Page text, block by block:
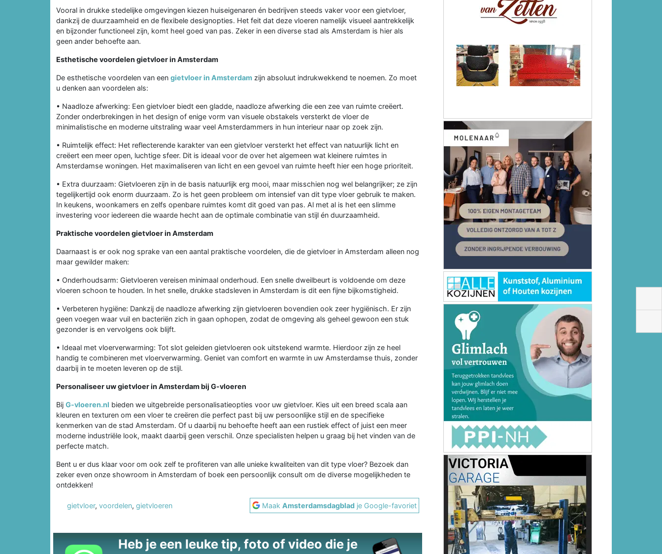
Vooral in drukke stedelijke omgevingen kiezen huiseigenaren én bedrijven steeds vaker voor een gietvloer,
dankzij de duurzaamheid en de flexibele designopties. Het feit dat deze vloeren namelijk visueel aantrekkelijk
en bijzonder functioneel zijn, komt heel goed van pas. Zeker in een diverse stad als Amsterdam is hier als
geen ander behoefte aan.
Esthetische voordelen gietvloer in Amsterdam
De esthetische voordelen van een gietvloer in Amsterdam zijn absoluut indrukwekkend te noemen. Zo moet
u denken aan voordelen als:
• Naadloze afwerking: Een gietvloer biedt een gladde, naadloze afwerking die een zee van ruimte creëert.
Zonder onderbrekingen in het design of enige vorm van visuele obstakels versterkt de vloer de
minimalistische en moderne uitstraling waar veel Amsterdammers in hun interieur naar op zoek zijn.
• Ruimtelijk effect: Het reflecterende karakter van een gietvloer versterkt het effect van natuurlijk licht en
creëert een meer open, luchtige sfeer. Dit is ideaal voor de over het algemeen wat kleinere ruimtes in
Amsterdamse woningen. Het maximaliseren van licht en een gevoel van ruimte heeft hier een hoge prioriteit.
• Extra duurzaam: Gietvloeren zijn in de basis natuurlijk erg mooi, maar misschien nog wel belangrijker; ze zijn
tegelijkertijd ook enorm duurzaam. Zo is het geen probleem om intensief van dit type vloer gebruik te maken.
In keukens, woonkamers en zelfs openbare ruimtes komt dit goed van pas. Al met al is het een slimme
investering voor iedereen die waarde hecht aan de optimale combinatie van stijl én duurzaamheid.
Praktische voordelen gietvloer in Amsterdam
Daarnaast is er ook nog sprake van een aantal praktische voordelen, die de gietvloer in Amsterdam alleen nog
maar gewilder maken:
• Onderhoudsarm: Gietvloeren vereisen minimaal onderhoud. Een snelle dweilbeurt is voldoende om deze
vloeren schoon te houden. In het snelle, drukke stadsleven in Amsterdam is dit een fijne bijkomstigheid.
• Verbeteren hygiëne: Dankzij de naadloze afwerking zijn gietvloeren bovendien ook zeer hygiënisch. Er zijn
geen voegen waar vuil en bacteriën zich in gaan ophopen, zodat de omgeving als geheel gewoon een stuk
gezonder is en vervolgens ook blijft.
• Ideaal met vloerverwarming: Tot slot geleiden gietvloeren ook uitstekend warmte. Hierdoor zijn ze heel
handig te combineren met vloerverwarming. Geniet van comfort en warmte in uw Amsterdamse thuis, zonder
daarbij in te moeten leveren op de stijl.
Personaliseer uw gietvloer in Amsterdam bij G-vloeren
Bij G-vloeren.nl bieden we uitgebreide personalisatieopties voor uw gietvloer. Kies uit een breed scala aan
kleuren en texturen om een vloer te creëren die perfect past bij uw persoonlijke stijl en de specifieke
kenmerken van de stad Amsterdam. Of u daarbij nu behoefte heeft aan een rustiek effect of juist een meer
moderne industriële look, maakt daarbij geen verschil. Onze specialisten helpen u graag bij het vinden van de
perfecte match.
Bent u er dus klaar voor om ook zelf te profiteren van alle unieke kwaliteiten van dit type vloer? Bezoek dan
zeker even onze showroom in Amsterdam of boek een persoonlijk consult om de diverse mogelijkheden te
ontdekken!
gietvloer, voordelen, gietvloeren MaakAmsterdamsdagblad je Google-favoriet
Heb je een leuke tip, foto of video die je